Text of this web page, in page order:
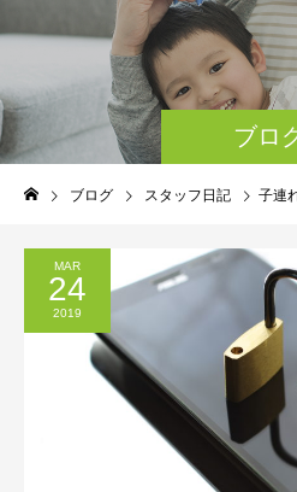
ブロ
ブログ スタッフ日記 子連れで
MAR
24
2019